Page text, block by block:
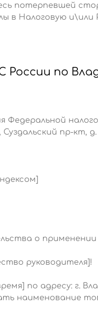
потерпевшей
в Налоговую и\или
по
Федеральной
Суздальский пр-кт, д.
о
руководителя]!
по адресу: г.
наименование